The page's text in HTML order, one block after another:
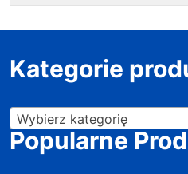
Kategorie
Wybierz kategorię
Popularne